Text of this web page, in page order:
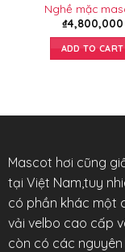
Nghề mặc
₫4,800,000
ADD TO CART
Mascot hơi cũng
tại Việt Nam,tuy
có phần khác một
vải velbo cao cấp
còn có các